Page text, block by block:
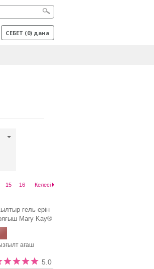
СЕБЕТ (0) дана
15 16 Келесі
гель ерін
Mary Kay®
ағаш
5.0